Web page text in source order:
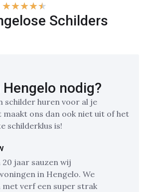
★★★★★
Schilders
nodig?
schilder huren voor al je
maakt ons dan ook niet uit of het
schilderklus is!
20 jaar sauzen wij
in Hengelo. We
verf een super strak